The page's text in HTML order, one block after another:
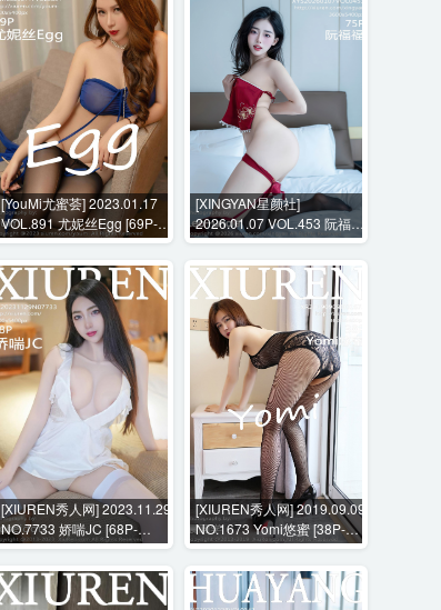
[YouMi尤蜜荟] 2023.01.17
VOL.891 尤妮丝Egg [69P-
829MB]
[XINGYAN星颜社]
2026.01.07 VOL.453 阮福福
[75P-783MB]
[XIUREN秀人网] 2023.11.29
NO.7733 娇喘JC [68P-
604MB]
[XIUREN秀人网] 2019.09.09
NO.1673 Yomi悠蜜 [38P-
141MB]